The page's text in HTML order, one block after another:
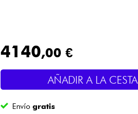
Nederland
Sistemas de Sonido
Vientos
4140,00 €
AÑADIR A LA CESTA
Envíogratis